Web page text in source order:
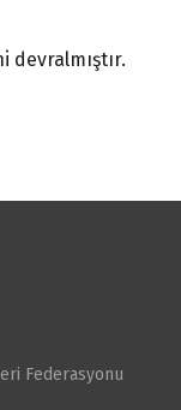
devralmıştır.
Federasyonu